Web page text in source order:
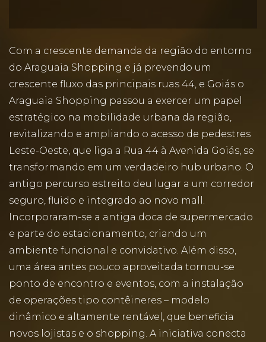
Com a crescente demanda da região do entorno
do Araguaia Shopping e já prevendo um
crescente fluxo das principais ruas 44, e Goiás o
Araguaia Shopping passou a exercer um papel
estratégico na mobilidade urbana da região,
revitalizando e ampliando o acesso de pedestres
Leste-Oeste, que liga a Rua 44 à Avenida Goiás, se
transformando em um verdadeiro hub urbano. O
antigo percurso estreito deu lugar a um corredor
seguro, fluido e integrado ao novo mall.
Incorporaram-se a antiga doca de supermercado
e parte do estacionamento, criando um
ambiente funcional e convidativo. Além disso,
uma área antes pouco aproveitada tornou-se
ponto de encontro e eventos, com a instalação
de operações tipo contêineres – modelo
dinâmico e altamente rentável, que beneficia
novos lojistas e o shopping. A iniciativa conecta